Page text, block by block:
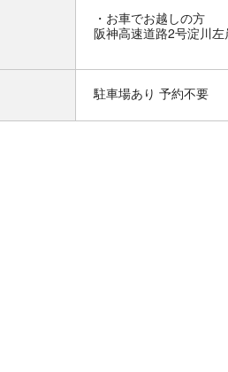
お車でお越しの方
阪神高速道路2号淀川
駐車場あり 予約不要